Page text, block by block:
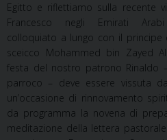
Egitto e riflettiamo sulla recente
Francesco negli Emirati
colloquiato a lungo con il principe
sceicco Mohammed bin Zayed
festa del nostro patrono Rinaldo
parroco – deve essere vissuta
un’occasione di rinnovamento
da programma la novena di
meditazione della lettera